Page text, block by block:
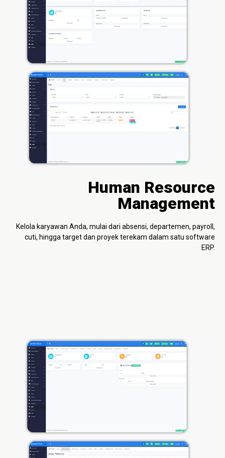
Human Resource
Management
Kelola karyawan Anda, mulai dari absensi, departemen, payroll,
cuti, hingga target dan proyek terekam dalam satu software
ERP.